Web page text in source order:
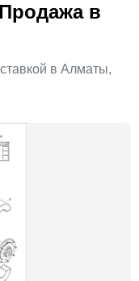
в
в Алматы,